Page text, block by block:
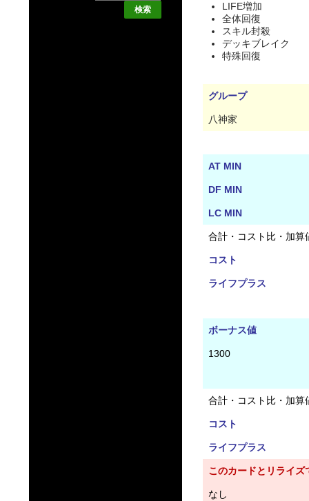
LIFE増加
全体回復
スキル封殺
デッキブレイク
特殊回復
グループ
八神家
AT MIN
DF MIN
LC MIN
合計・コスト比・加算
コスト
ライフプラス
ボーナス値
1300
合計・コスト比・加算
コスト
ライフプラス
このカードとリライズ
なし